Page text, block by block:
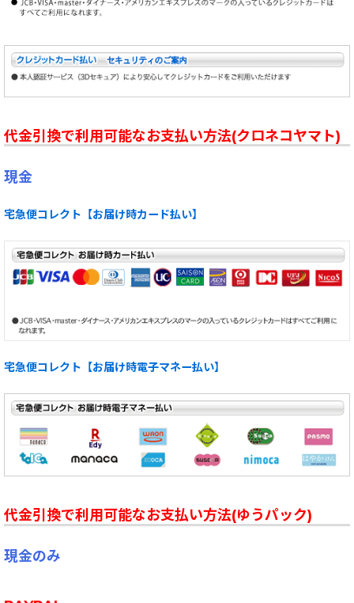
代金引換で利用可能なお支払い方法(クロネコヤマト)
現金
宅急便コレクト【お届け時カード払い】
宅急便コレクト【お届け時電子マネー払い】
代金引換で利用可能なお支払い方法(ゆうパック)
現金のみ